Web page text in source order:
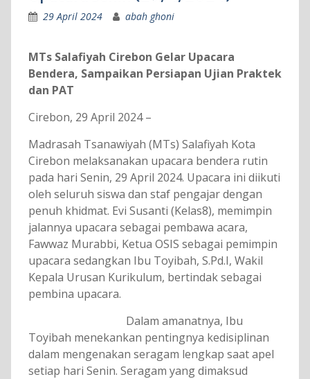
29 April 2024 abah ghoni
MTs Salafiyah Cirebon Gelar Upacara
Bendera, Sampaikan Persiapan Ujian Praktek
dan PAT
Cirebon, 29 April 2024 –
Madrasah Tsanawiyah (MTs) Salafiyah Kota
Cirebon melaksanakan upacara bendera rutin
pada hari Senin, 29 April 2024. Upacara ini diikuti
oleh seluruh siswa dan staf pengajar dengan
penuh khidmat. Evi Susanti (Kelas8), memimpin
jalannya upacara sebagai pembawa acara,
Fawwaz Murabbi, Ketua OSIS sebagai pemimpin
upacara sedangkan Ibu Toyibah, S.Pd.I, Wakil
Kepala Urusan Kurikulum, bertindak sebagai
pembina upacara.
Dalam amanatnya, Ibu
Toyibah menekankan pentingnya kedisiplinan
dalam mengenakan seragam lengkap saat apel
setiap hari Senin. Seragam yang dimaksud